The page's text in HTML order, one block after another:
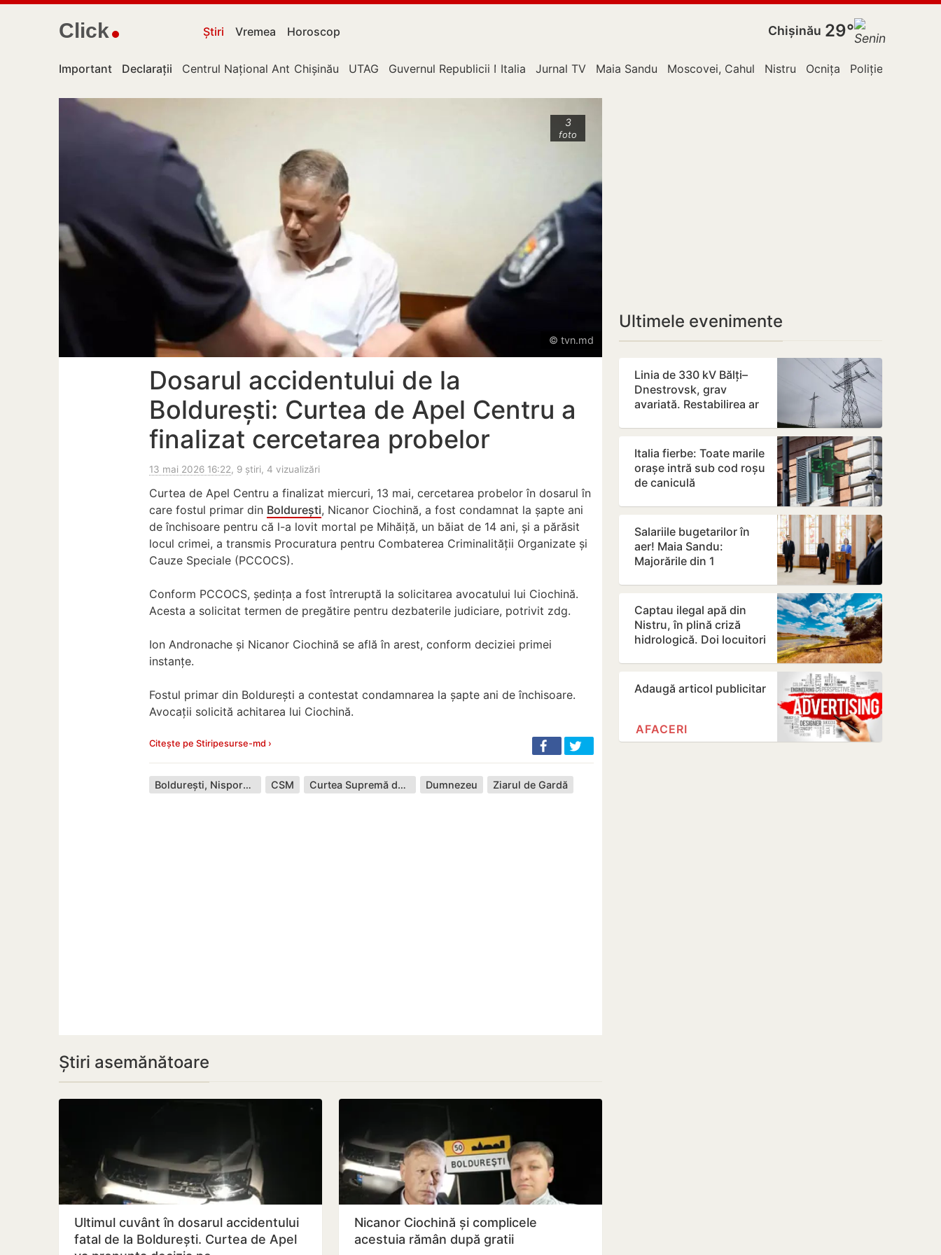
Click Știri Vremea Horoscop Chișinău 29°
Important Declarații Centrul Național Anticorupție
Chișinău UTAG Guvernul Republicii Moldova
Italia Jurnal TV Maia Sandu Moscovei, Cahul Nistru Ocnița Poliție
3
foto
© tvn.md
Dosarul accidentului de la
Boldurești: Curtea de Apel Centru a
finalizat cercetarea probelor
13 mai 2026 16:22, 9 știri, 4 vizualizări
Curtea de Apel Centru a finalizat miercuri, 13 mai, cercetarea probelor în dosarul în
care fostul primar din Boldurești, Nicanor Ciochină, a fost condamnat la șapte ani
de închisoare pentru că l-a lovit mortal pe Mihăiță, un băiat de 14 ani, și a părăsit
locul crimei, a transmis Procuratura pentru Combaterea Criminalității Organizate și
Cauze Speciale (PCCOCS).
Conform PCCOCS, ședința a fost întreruptă la solicitarea avocatului lui Ciochină.
Acesta a solicitat termen de pregătire pentru dezbaterile judiciare, potrivit zdg.
Ion Andronache și Nicanor Ciochină se află în arest, conform deciziei primei
instanțe.
Fostul primar din Boldurești a contestat condamnarea la șapte ani de închisoare.
Avocații solicită achitarea lui Ciochină.
Citește pe Stiripesurse-md ›
Boldurești, Nisporeni CSM Curtea Supremă de Justiție Dumnezeu Ziarul de Gardă
Știri asemănătoare
Ultimul cuvânt în dosarul accidentului
fatal de la Boldurești. Curtea de Apel
Nicanor Ciochină și complicele
acestuia rămân după gratii
Ultimele evenimente
Linia de 330 kV Bălți–
Dnestrovsk, grav
avariată. Restabilirea ar
Italia fierbe: Toate marile
orașe intră sub cod roșu
de caniculă
Salariile bugetarilor în
aer! Maia Sandu:
Majorările din 1
amânate
Captau ilegal apă din
Nistru, în plină criză
hidrologică. Doi locuitori
Adaugă articol publicitar
AFACERI